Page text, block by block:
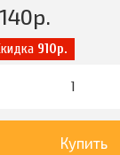
р.
910р.
Купить